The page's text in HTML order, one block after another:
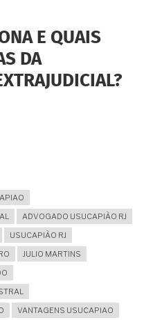
E QUAIS
DA
ADVOGADO USUCAPIÃO RJ
USUCAPIÃO RJ
JULIO MARTINS
VANTAGENS USUCAPIAO